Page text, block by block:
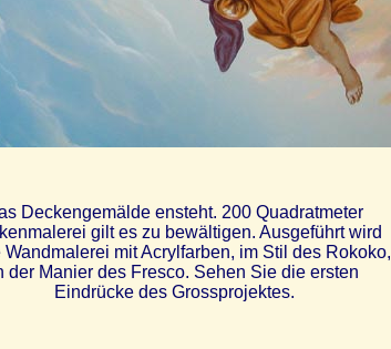
Deckengemälde ensteht. 200 Quadratmeter
gilt es zu bewältigen. Ausgeführt wird
Wandmalerei mit Acrylfarben, im Stil des Rokoko,
der Manier des Fresco. Sehen Sie die ersten
Eindrücke des Grossprojektes.